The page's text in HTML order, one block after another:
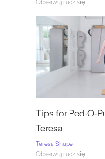
Obserwuj i ucz się
Tips for Ped-O-
Teresa
Teresa Shupe
Obserwuj i ucz się